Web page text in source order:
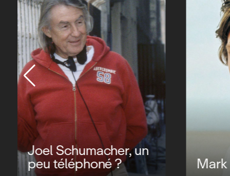
Joel Schumacher, un
peu téléphoné ?